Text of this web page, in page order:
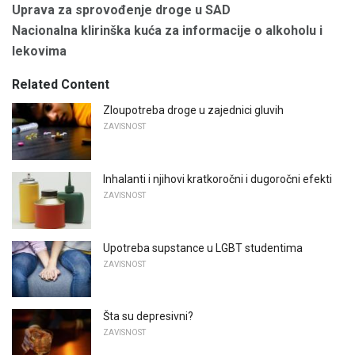
Uprava za sprovođenje droge u SAD
Nacionalna klirinška kuća za informacije o alkoholu i
lekovima
Related Content
Zloupotreba droge u zajednici gluvih
ZAVISNOST
Inhalanti i njihovi kratkoročni i dugoročni efekti
ZAVISNOST
Upotreba supstance u LGBT studentima
ZAVISNOST
Šta su depresivni?
ZAVISNOST